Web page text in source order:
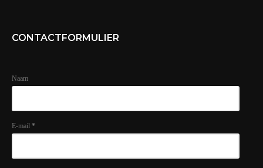
CONTACTFORMULIER
Naam
E-mail *